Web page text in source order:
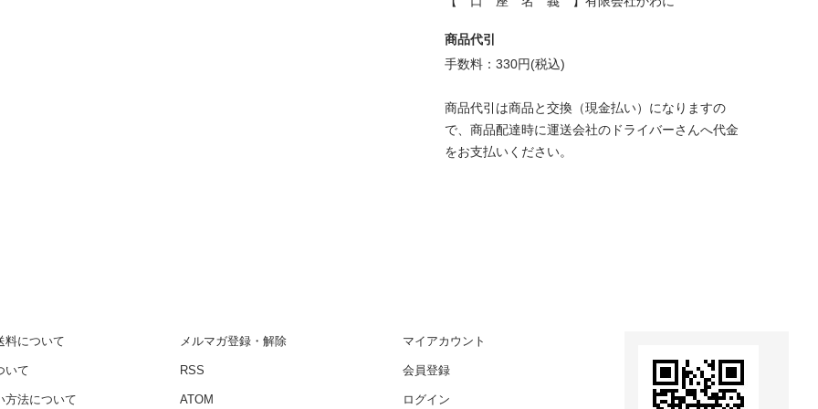
商品代引
手数料：330円(税込)
商品代引は商品と交換（現金払い）になりますの
で、商品配達時に運送会社のドライバーさんへ代金
をお支払いください。
料について
いて
方法について
メルマガ登録・解除
RSS
ATOM
マイアカウント
会員登録
ログイン